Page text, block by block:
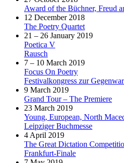
Award of the Büchner, Freud
12 December 2018
The Poetry Quartet
21 – 26 January 2019
Poetica V
Rausch
7 – 10 March 2019
Focus On Poetry
Festivalkongress zur
9 March 2019
Grand Tour – The Premiere
23 March 2019
Young, European, North
Leipziger Buchmesse
4 April 2019
The Great Dictation
Frankfurt-Finale